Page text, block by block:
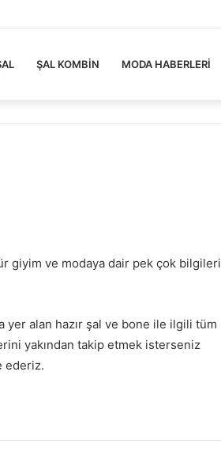
ŞAL KOMBIN MODA HABERLERI
giyim ve modaya dair pek çok bilgileri
yer alan hazır şal ve bone ile ilgili tüm
yakından takip etmek isterseniz
ederiz.